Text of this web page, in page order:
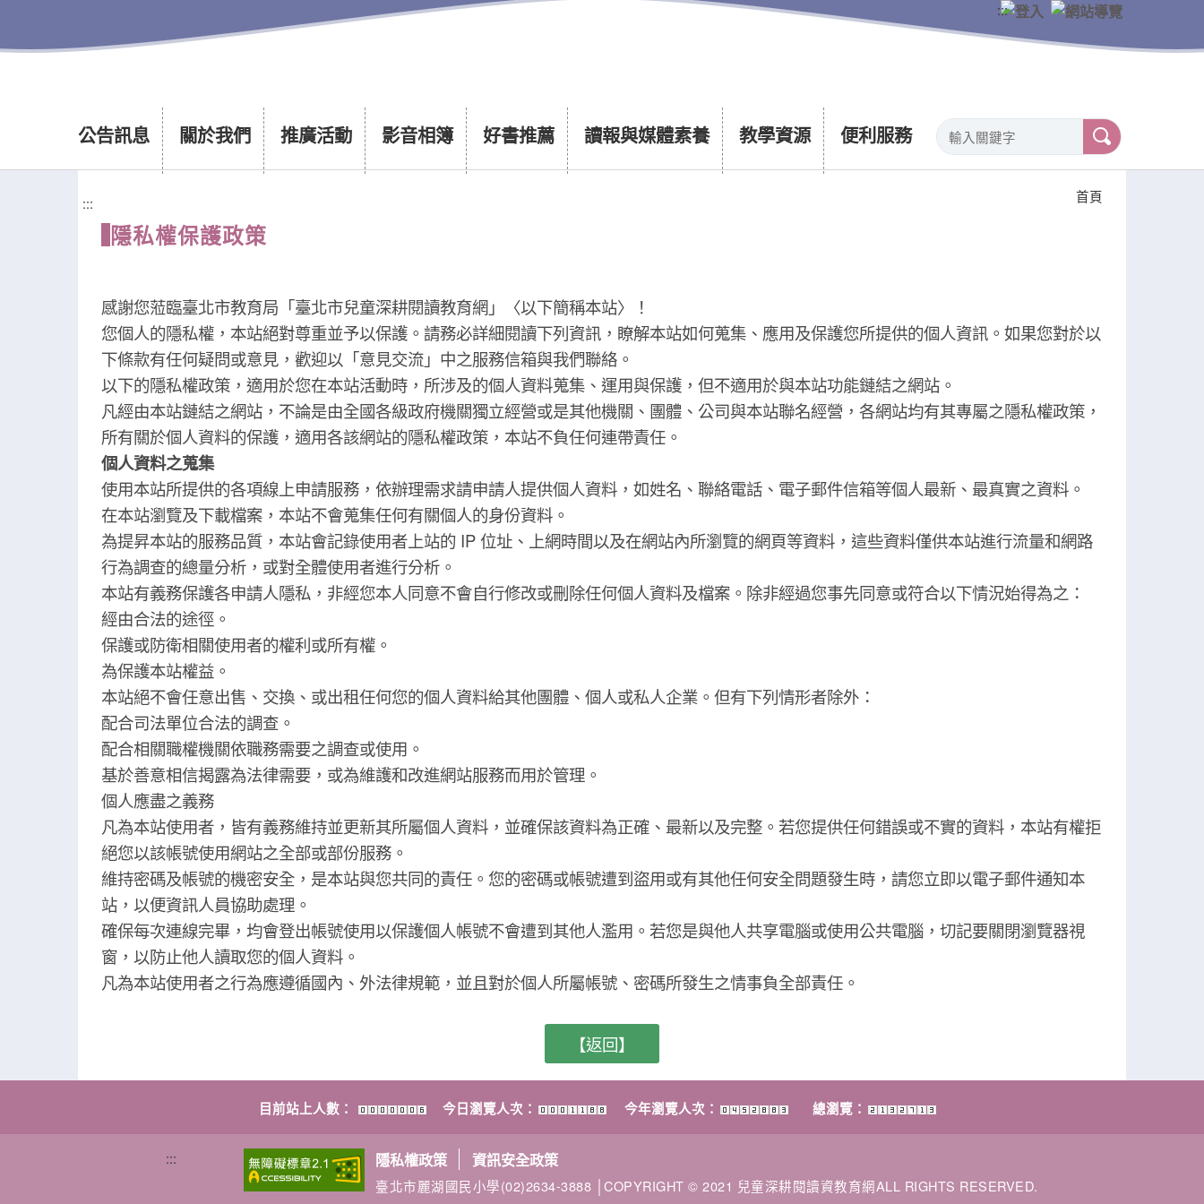
:::
公告訊息 關於我們 推廣活動 影音相簿 好書推薦 讀報與媒體素養 教學資源 便利服務
:::
隱私權保護政策
首頁
感謝您蒞臨臺北市教育局「臺北市兒童深耕閱讀教育網」〈以下簡稱本站〉！
您個人的隱私權，本站絕對尊重並予以保護。請務必詳細閱讀下列資訊，瞭解本站如何蒐集、應用及保護您所提供的個人資訊。如果您對於以
下條款有任何疑問或意見，歡迎以「意見交流」中之服務信箱與我們聯絡。
以下的隱私權政策，適用於您在本站活動時，所涉及的個人資料蒐集、運用與保護，但不適用於與本站功能鏈結之網站。
凡經由本站鏈結之網站，不論是由全國各級政府機關獨立經營或是其他機關、團體、公司與本站聯名經營，各網站均有其專屬之隱私權政策，
所有關於個人資料的保護，適用各該網站的隱私權政策，本站不負任何連帶責任。
個人資料之蒐集
使用本站所提供的各項線上申請服務，依辦理需求請申請人提供個人資料，如姓名、聯絡電話、電子郵件信箱等個人最新、最真實之資料。
在本站瀏覽及下載檔案，本站不會蒐集任何有關個人的身份資料。
為提昇本站的服務品質，本站會記錄使用者上站的 IP 位址、上網時間以及在網站內所瀏覽的網頁等資料，這些資料僅供本站進行流量和網路
行為調查的總量分析，或對全體使用者進行分析。
本站有義務保護各申請人隱私，非經您本人同意不會自行修改或刪除任何個人資料及檔案。除非經過您事先同意或符合以下情況始得為之：
經由合法的途徑。
保護或防衛相關使用者的權利或所有權。
為保護本站權益。
本站絕不會任意出售、交換、或出租任何您的個人資料給其他團體、個人或私人企業。但有下列情形者除外：
配合司法單位合法的調查。
配合相關職權機關依職務需要之調查或使用。
基於善意相信揭露為法律需要，或為維護和改進網站服務而用於管理。
個人應盡之義務
凡為本站使用者，皆有義務維持並更新其所屬個人資料，並確保該資料為正確、最新以及完整。若您提供任何錯誤或不實的資料，本站有權拒
絕您以該帳號使用網站之全部或部份服務。
維持密碼及帳號的機密安全，是本站與您共同的責任。您的密碼或帳號遭到盜用或有其他任何安全問題發生時，請您立即以電子郵件通知本
站，以便資訊人員協助處理。
確保每次連線完畢，均會登出帳號使用以保護個人帳號不會遭到其他人濫用。若您是與他人共享電腦或使用公共電腦，切記要關閉瀏覽器視
窗，以防止他人讀取您的個人資料。
凡為本站使用者之行為應遵循國內、外法律規範，並且對於個人所屬帳號、密碼所發生之情事負全部責任。
【返回】
目前站上人數： 今日瀏覽人次： 今年瀏覽人次： 總瀏覽：
::: 隱私權政策 資訊安全政策
臺北市麗湖國民小學(02)2634-3888 │COPYRIGHT © 2021 兒童深耕閱讀資教育網ALL RIGHTS RESERVED.